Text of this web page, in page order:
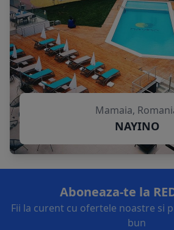
Mamaia,
NAYINO
Aboneaza-te la
Fii la curent cu ofertele noastre si
bun